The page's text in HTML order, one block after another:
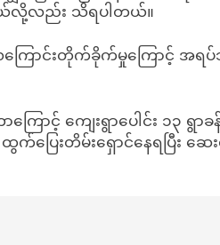
လို့လည်း သိရပါတယ်။
ောင်းတိုက်ခိုက်မှုကြောင့် အရပ်
ောင့် ကျေးရွာပေါင်း ၁၃ ရွာ
ေးတိမ်းရှောင်နေရပြီး ဆေးဝ